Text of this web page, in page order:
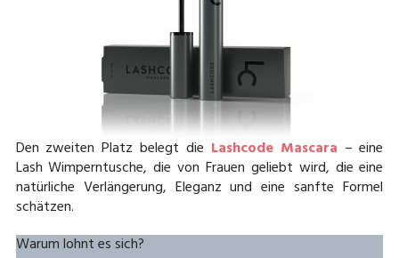
Den zweiten Platz belegt die Lashcode Mascara – eine
Lash Wimperntusche, die von Frauen geliebt wird, die eine
natürliche Verlängerung, Eleganz und eine sanfte Formel
schätzen.
Warum lohnt es sich?